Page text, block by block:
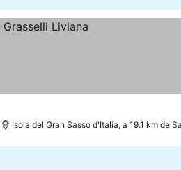
Isola del Gran Sasso d'Italia, a 19.1 km de